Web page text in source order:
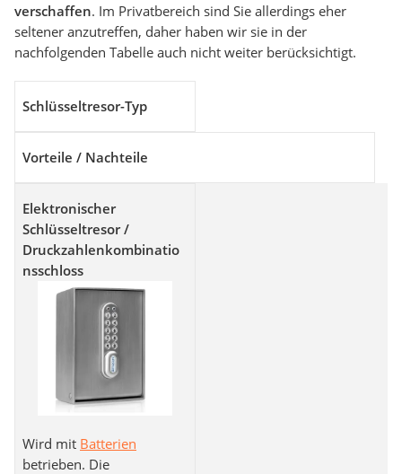
verschaffen. Im Privatbereich sind Sie allerdings eher
seltener anzutreffen, daher haben wir sie in der
nachfolgenden Tabelle auch nicht weiter berücksichtigt.
Schlüsseltresor-Typ
Vorteile / Nachteile
Elektronischer
Schlüsseltresor /
Druckzahlenkombinatio
nsschloss
Wird mit Batterien
betrieben. Die